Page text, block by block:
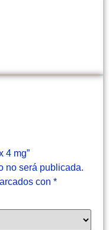
4 mg”
no será publicada.
con *